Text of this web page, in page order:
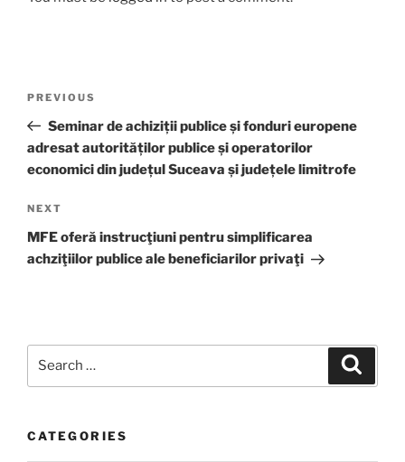
Previous
Post
PREVIOUS
Seminar de achiziții publice și fonduri europene
adresat autorităților publice și operatorilor
economici din județul Suceava și județele limitrofe
Next
Post
NEXT
MFE oferă instrucţiuni pentru simplificarea
achziţiilor publice ale beneficiarilor privaţi
CATEGORIES